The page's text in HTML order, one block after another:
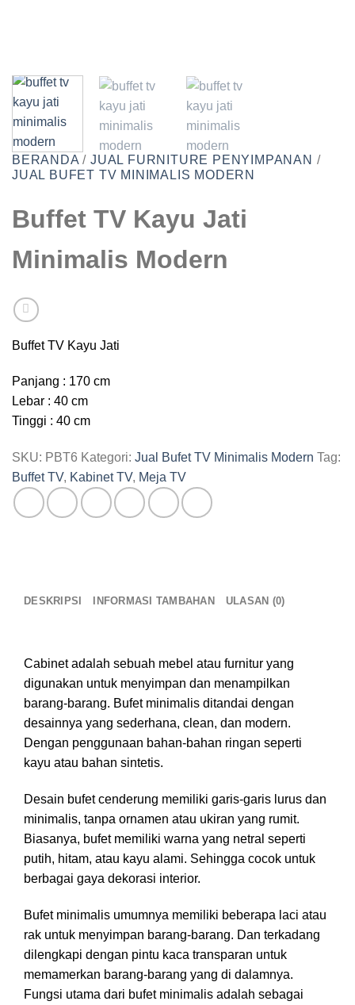
BERANDA / JUAL FURNITURE PENYIMPANAN /
JUAL BUFET TV MINIMALIS MODERN
Buffet TV Kayu Jati
Minimalis Modern
Buffet TV Kayu Jati
Panjang : 170 cm
Lebar : 40 cm
Tinggi : 40 cm
SKU: PBT6 Kategori: Jual Bufet TV Minimalis Modern Tag:
Buffet TV, Kabinet TV, Meja TV
DESKRIPSI INFORMASI TAMBAHAN ULASAN (0)
Cabinet adalah sebuah mebel atau furnitur yang
digunakan untuk menyimpan dan menampilkan
barang-barang. Bufet minimalis ditandai dengan
desainnya yang sederhana, clean, dan modern.
Dengan penggunaan bahan-bahan ringan seperti
kayu atau bahan sintetis.
Desain bufet cenderung memiliki garis-garis lurus dan
minimalis, tanpa ornamen atau ukiran yang rumit.
Biasanya, bufet memiliki warna yang netral seperti
putih, hitam, atau kayu alami. Sehingga cocok untuk
berbagai gaya dekorasi interior.
Bufet minimalis umumnya memiliki beberapa laci atau
rak untuk menyimpan barang-barang. Dan terkadang
dilengkapi dengan pintu kaca transparan untuk
memamerkan barang-barang yang di dalamnya.
Fungsi utama dari bufet minimalis adalah sebagai